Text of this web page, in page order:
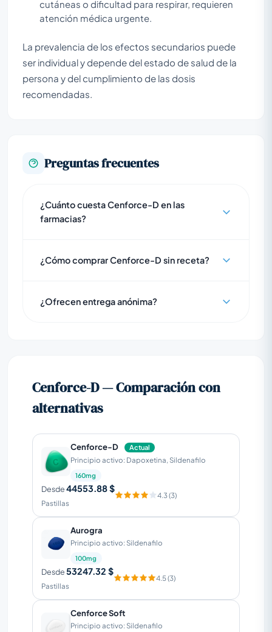
cutáneas o dificultad para respirar, requieren
atención médica urgente.
La prevalencia de los efectos secundarios puede
ser individual y depende del estado de salud de la
persona y del cumplimiento de las dosis
recomendadas.
Preguntas frecuentes
¿Cuánto cuesta Cenforce-D en las
farmacias?
¿Cómo comprar Cenforce-D sin receta?
¿Ofrecen entrega anónima?
Cenforce-D — Comparación con
alternativas
Cenforce-D Actual
Principio activo: Dapoxetina, Sildenafilo
160mg
Desde44553.88 $
Pastillas
4.3 (3)
Aurogra
Principio activo: Sildenafilo
100mg
Desde53247.32 $
Pastillas
4.5 (3)
Cenforce Soft
Principio activo: Sildenafilo